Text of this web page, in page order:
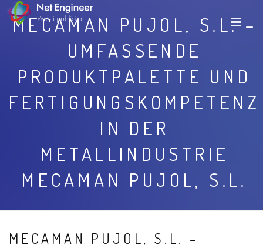
MECAMAN PUJOL, S.L. –
UMFASSENDE
PRODUKTPALETTE UND
FERTIGUNGSKOMPETENZ
IN DER
METALLINDUSTRIE
MECAMAN PUJOL, S.L.
MECAMAN PUJOL, S.L. –